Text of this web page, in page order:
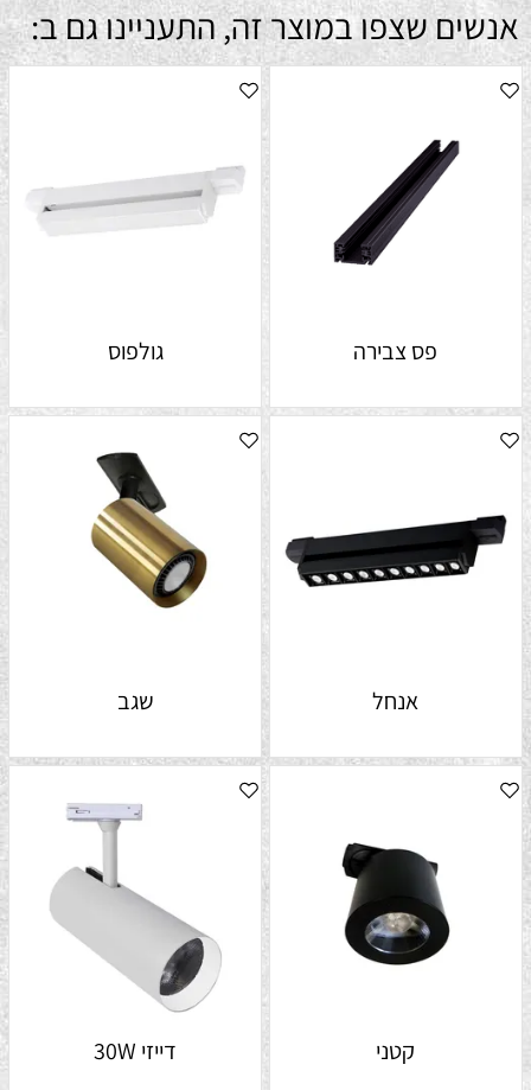
אנשים שצפו במוצר זה, התעניינו גם ב:
פס צבירה גולפוס
אנחל שגב
קטני דייזי 30W